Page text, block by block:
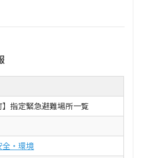
】指定緊急避難場所一覧
全・環境